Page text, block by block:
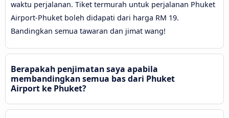
waktu perjalanan. Tiket termurah untuk perjalanan Phuket
Airport-Phuket boleh didapati dari harga RM 19.
Bandingkan semua tawaran dan jimat wang!
Berapakah penjimatan saya apabila
membandingkan semua bas dari Phuket
Airport ke Phuket?